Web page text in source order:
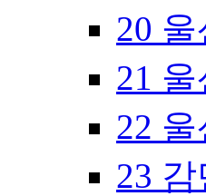
20 울
21
22
23